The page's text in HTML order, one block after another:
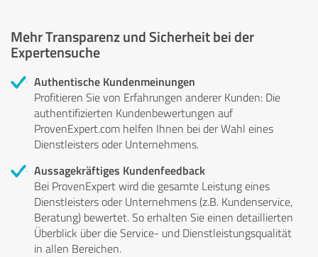
Mehr Transparenz und Sicherheit bei der
Expertensuche
Authentische Kundenmeinungen
Profitieren Sie von Erfahrungen anderer Kunden: Die
authentifizierten Kundenbewertungen auf
ProvenExpert.com helfen Ihnen bei der Wahl eines
Dienstleisters oder Unternehmens.
Aussagekräftiges Kundenfeedback
Bei ProvenExpert wird die gesamte Leistung eines
Dienstleisters oder Unternehmens (z.B. Kundenservice,
Beratung) bewertet. So erhalten Sie einen detaillierten
Überblick über die Service- und Dienstleistungsqualität
in allen Bereichen.